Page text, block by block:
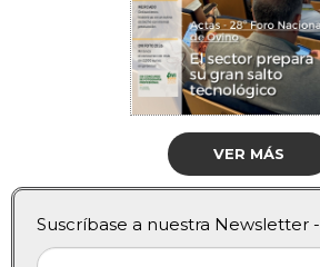
VER MÁS
Suscríbase a nuestra Newsletter -